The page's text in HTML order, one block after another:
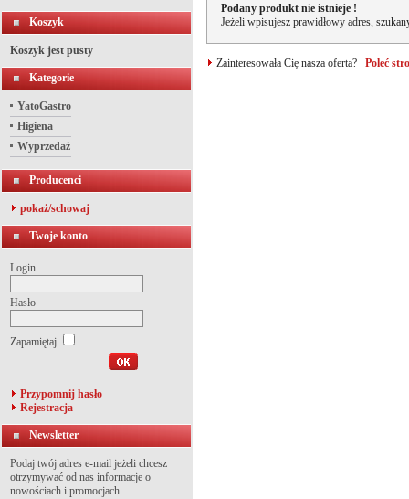
Koszyk
Koszyk jest pusty
Kategorie
YatoGastro
Higiena
Wyprzedaż
Producenci
pokaż/schowaj
Twoje konto
Login
Hasło
Zapamiętaj
Przypomnij hasło
Rejestracja
Newsletter
Podaj twój adres e-mail jeżeli chcesz
otrzymywać od nas informacje o
nowościach i promocjach
Podany produkt nie istnieje !
Jeżeli wpisujesz prawidłowy adres,
Zainteresowała Cię nasza oferta? Poleć